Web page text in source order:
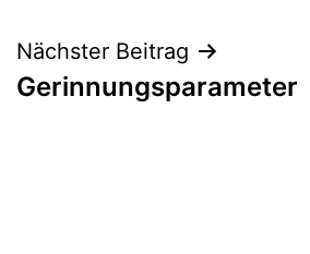
Nächster Beitrag
Gerinnungsparameter